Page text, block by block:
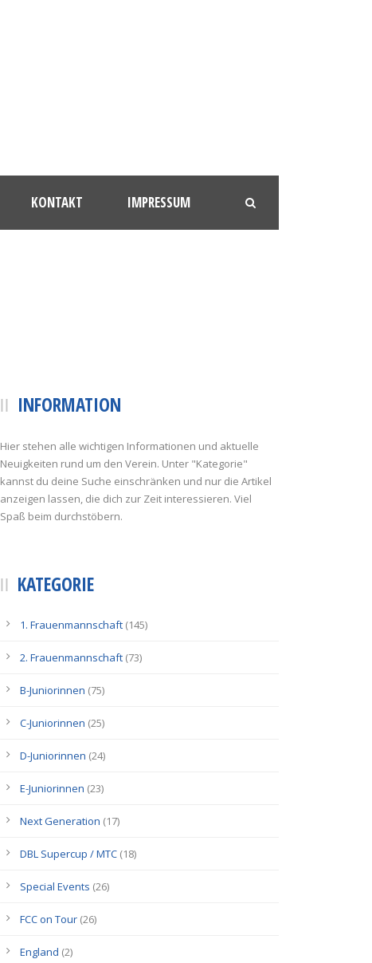
KONTAKT IMPRESSUM
INFORMATION
Hier stehen alle wichtigen Informationen und aktuelle
Neuigkeiten rund um den Verein. Unter "Kategorie"
kannst du deine Suche einschränken und nur die Artikel
anzeigen lassen, die dich zur Zeit interessieren. Viel
Spaß beim durchstöbern.
KATEGORIE
1. Frauenmannschaft (145)
2. Frauenmannschaft (73)
B-Juniorinnen (75)
C-Juniorinnen (25)
D-Juniorinnen (24)
E-Juniorinnen (23)
Next Generation (17)
DBL Supercup / MTC (18)
Special Events (26)
FCC on Tour (26)
England (2)